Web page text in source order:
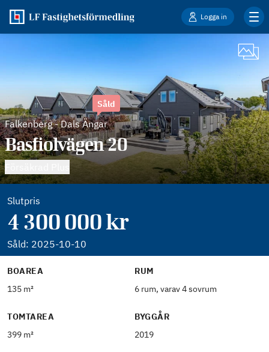
Logga in
Falkenberg-Dals Ängar
Såld
Basfiolvägen 20
Slutpris
4 300 000 kr
Såld: 2025-10-10
BOAREA
135 m²
RUM
6 rum, varav 4 sovrum
TOMTAREA
399 m²
BYGGÅR
2019